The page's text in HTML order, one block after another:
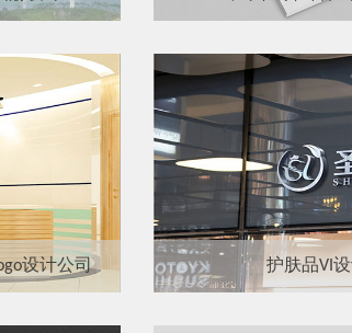
设计公司 护肤品VI